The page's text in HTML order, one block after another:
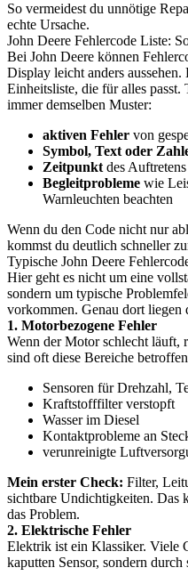
So vermeidest du unnötige
echte Ursache.
John Deere Fehlercode Liste:
Bei John Deere können
Display leicht anders
Einheitsliste, die für alles
immer demselben Muster:
aktiven Fehler von
Symbol, Text oder
Zeitpunkt des
Begleitprobleme wie
Warnleuchten beachten
Wenn du den Code nicht nur
kommst du deutlich schneller
Typische John Deere
Hier geht es nicht um eine
sondern um typische
vorkommen. Genau dort liegen
1. Motorbezogene Fehler
Wenn der Motor schlecht läuft,
sind oft diese Bereiche
Sensoren für Drehzahl,
Kraftstofffilter verstopft
Wasser im Diesel
Kontaktprobleme an
verunreinigte
Mein erster Check: Filter,
sichtbare Undichtigkeiten. Das
das Problem.
2. Elektrische Fehler
Elektrik ist ein Klassiker. Viele
kaputten Sensor, sondern